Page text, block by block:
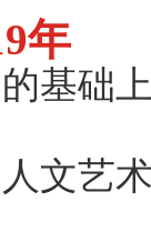
年
基础
文艺